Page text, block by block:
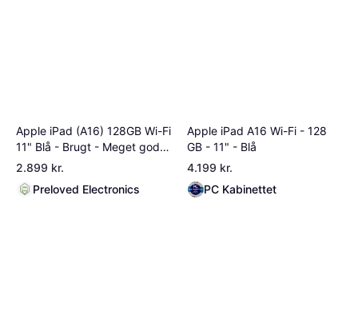
Apple iPad (A16) 128GB Wi-Fi
11" Blå - Brugt - Meget god
stand
2.899 kr.
Preloved Electronics
Apple iPad A16 Wi-Fi - 128
GB - 11" - Blå
4.199 kr.
PC Kabinettet